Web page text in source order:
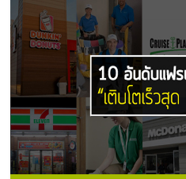
แห่ง
ประเทศไท
รวม